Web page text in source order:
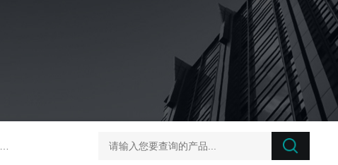
榛子东部枯萎病菌探针法qPCR试剂盒不含内参